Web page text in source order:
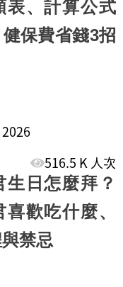
表、計算公式
保費省錢3招
516.5 K 人次
生日怎麼拜？
歡吃什麼、
禁忌